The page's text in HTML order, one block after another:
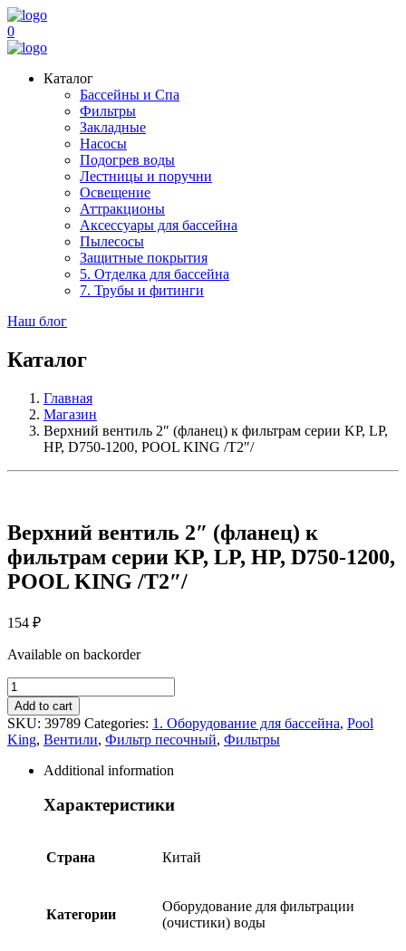
0
Каталог
Бассейны и Спа
Фильтры
Закладные
Насосы
Подогрев воды
Лестницы и поручни
Освещение
Аттракционы
Аксессуары для бассейна
Пылесосы
Защитные покрытия
5. Отделка для бассейна
7. Трубы и фитинги
Наш блог
Каталог
Главная
Магазин
Верхний вентиль 2″ (фланец) к фильтрам серии KP, LP,
HP, D750-1200, POOL KING /T2″/
Верхний вентиль 2″ (фланец) к
фильтрам серии KP, LP, HP, D750-1200,
POOL KING /T2″/
154 ₽
Available on backorder
Верхний
вентиль
2"
(фланец)
к
фильтрам
Add to cart
SKU: 39789 Categories: 1. Оборудование для бассейна, Pool
King, Вентили, Фильтр песочный, Фильтры
Additional information
Характеристики
Страна Китай
Категории
Оборудование для фильтрации
(очистики) воды